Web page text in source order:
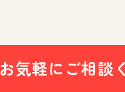
お気軽にご相談